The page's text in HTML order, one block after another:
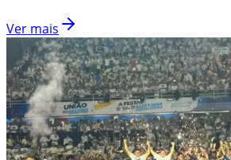
Ver mais